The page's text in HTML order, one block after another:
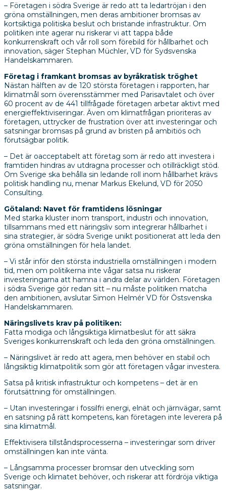
– Företagen i södra Sverige är redo att ta ledartröjan i den
gröna omställningen, men deras ambitioner bromsas av
kortsiktiga politiska beslut och bristande infrastruktur. Om
politiken inte agerar nu riskerar vi att tappa både
konkurrenskraft och vår roll som förebild för hållbarhet och
innovation, säger Stephan Müchler, VD för Sydsvenska
Handelskammaren.
Företag i framkant bromsas av byråkratisk tröghet
Nästan hälften av de 120 största företagen i rapporten, har
klimatmål som överensstämmer med Parisavtalet och över
60 procent av de 441 tillfrågade företagen arbetar aktivt med
energieffektiviseringar. Även om klimatfrågan prioriteras av
företagen, uttrycker de frustration över att investeringar och
satsningar bromsas på grund av bristen på ambitiös och
förutsägbar politik.
– Det är oacceptabelt att företag som är redo att investera i
framtiden hindras av utdragna processer och otillräckligt stöd.
Om Sverige ska behålla sin ledande roll inom hållbarhet krävs
politisk handling nu, menar Markus Ekelund, VD för 2050
Consulting.
Götaland: Navet för framtidens lösningar
Med starka kluster inom transport, industri och innovation,
tillsammans med ett näringsliv som integrerar hållbarhet i
sina strategier, är södra Sverige unikt positionerat att leda den
gröna omställningen för hela landet.
– Vi står inför den största industriella omställningen i modern
tid, men om politikerna inte vågar satsa nu riskerar
investeringarna att hamna i andra delar av världen. Företagen
i södra Sverige gör redan sitt – nu måste politiken matcha
den ambitionen, avslutar Simon Helmér VD för Östsvenska
Handelskammaren.
Näringslivets krav på politiken:
Fatta modiga och långsiktiga klimatbeslut för att säkra
Sveriges konkurrenskraft och leda den gröna omställningen.
– Näringslivet är redo att agera, men behöver en stabil och
långsiktig klimatpolitik som gör att företagen vågar investera.
Satsa på kritisk infrastruktur och kompetens – det är en
förutsättning för omställningen.
– Utan investeringar i fossilfri energi, elnät och järnvägar, samt
en satsning på rätt kompetens, kan företagen inte leverera på
sina klimatmål.
Effektivisera tillståndsprocesserna – investeringar som driver
omställningen kan inte vänta.
– Långsamma processer bromsar den utveckling som
Sverige och klimatet behöver, och riskerar att fördröja viktiga
satsningar.